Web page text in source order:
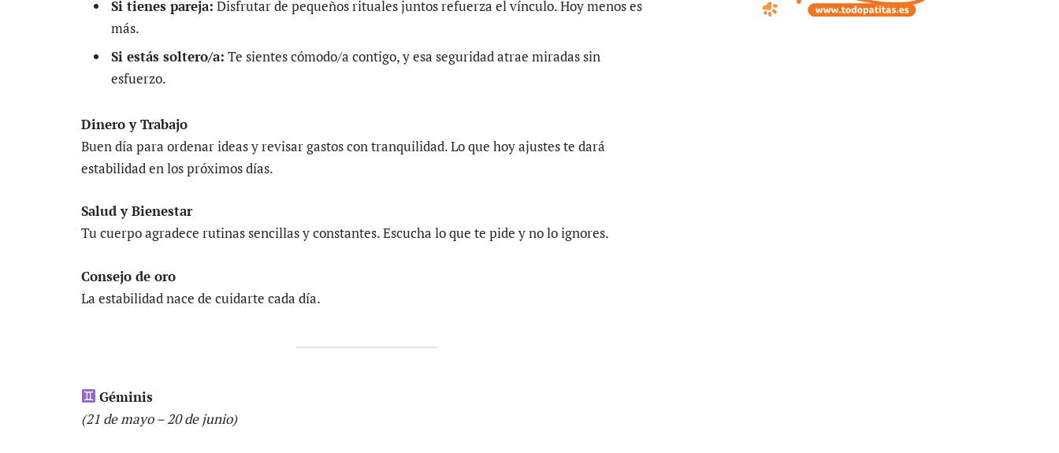
Si tienes pareja: Disfrutar de pequeños rituales juntos refuerza el vínculo. Hoy menos es
más.
Si estás soltero/a: Te sientes cómodo/a contigo, y esa seguridad atrae miradas sin
esfuerzo.
Dinero y Trabajo
Buen día para ordenar ideas y revisar gastos con tranquilidad. Lo que hoy ajustes te dará
estabilidad en los próximos días.
Salud y Bienestar
Tu cuerpo agradece rutinas sencillas y constantes. Escucha lo que te pide y no lo ignores.
Consejo de oro
La estabilidad nace de cuidarte cada día.
Géminis
(21 de mayo – 20 de junio)